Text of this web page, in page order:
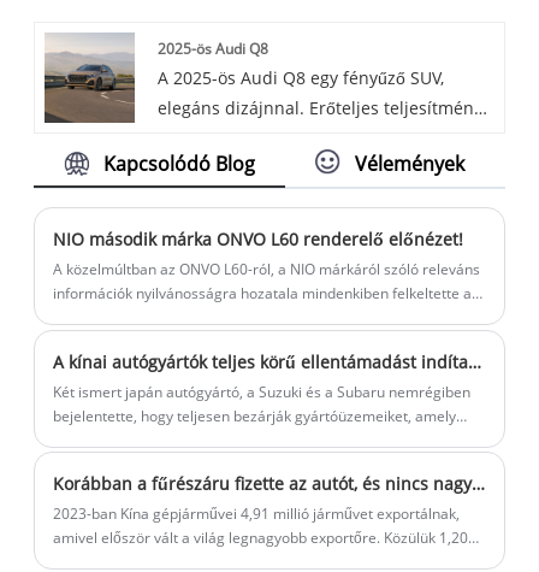
2025-ös Audi Q8
A 2025-ös Audi Q8 egy fényűző SUV,
elegáns dizájnnal. Erőteljes teljesítményt
kivételes vezetési élmény érdekében.
Kapcsolódó Blog Vélemények
NIO második márka ONVO L60 renderelő előnézet!
A közelmúltban az ONVO L60-ról, a NIO márkáról szóló releváns
információk nyilvánosságra hozatala mindenkiben felkeltette a
étvágygerjesztő lenne.
A kínai autógyártók teljes körű ellentámadást indítanak! Két japán autógyártó kivonul a thaiföldi piacról
Két ismert japán autógyártó, a Suzuki és a Subaru nemrégiben
bejelentette, hogy teljesen bezárják gyártóüzemeiket, amely
Korábban a fűrészáru fizette az autót, és nincs nagy haszon: a szívszorító történet az autók Oroszországba és Közép-Ázsiába történő exportálása mögött.
2023-ban Kína gépjárművei 4,91 millió járművet exportálnak,
amivel először vált a világ legnagyobb exportőre. Közülük 1,203